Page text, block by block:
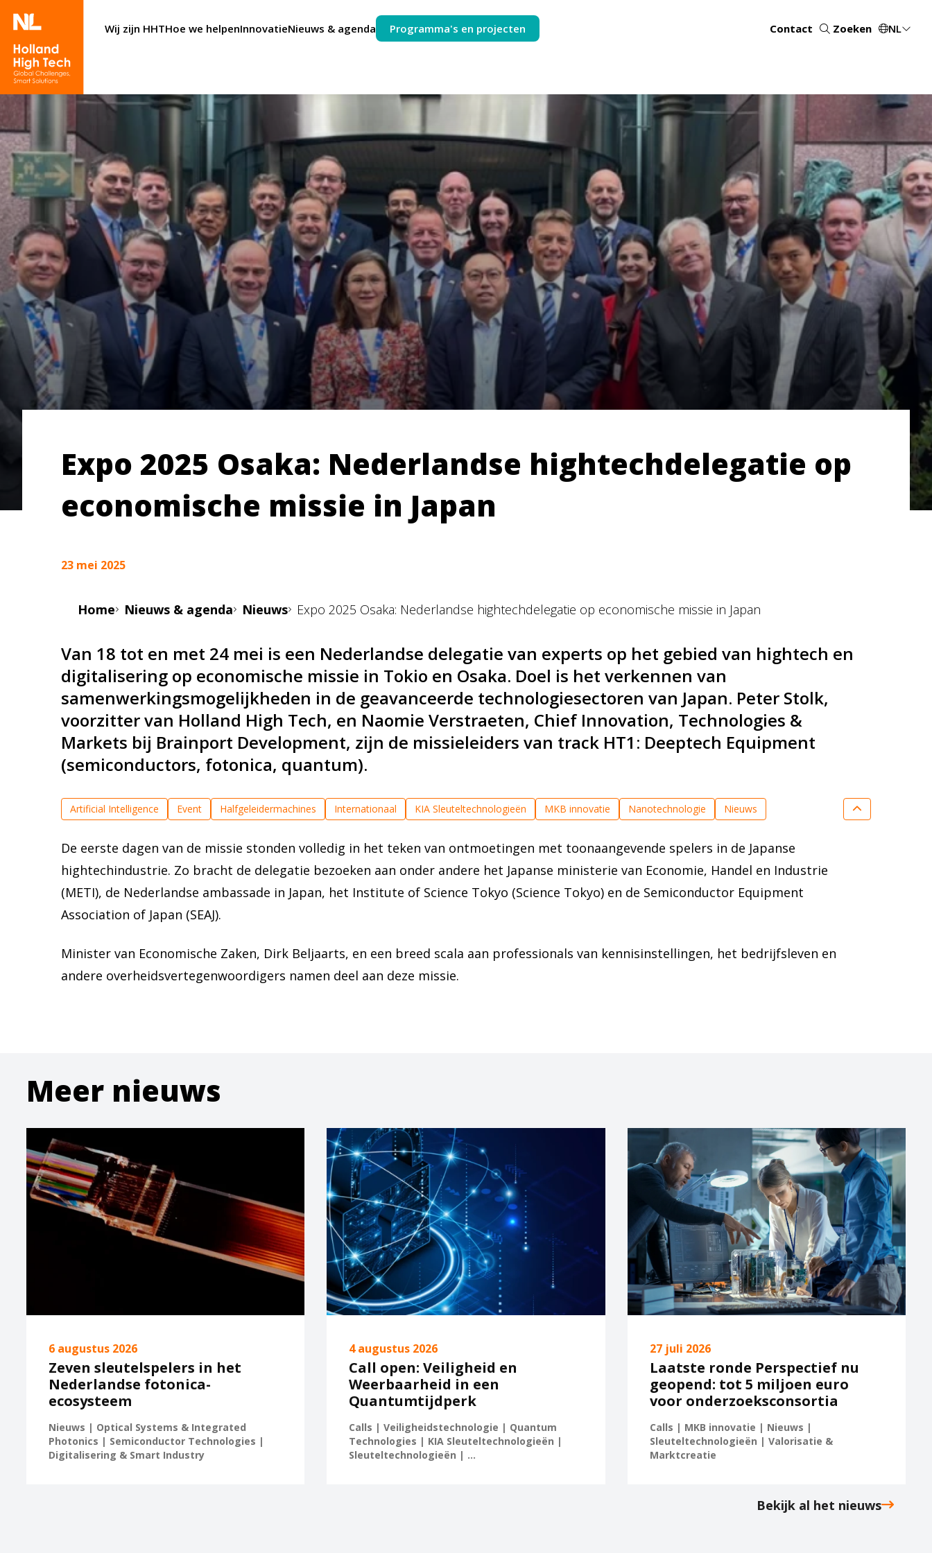
Wij zijn HHTHoe we helpenInnovatieNieuws & agenda Programma's en projecten Contact Zoeken NL
Expo 2025 Osaka: Nederlandse hightechdelegatie op
economische missie in Japan
23 mei 2025
Home Nieuws & agenda Nieuws Expo 2025 Osaka: Nederlandse hightechdelegatie op economische missie in Japan
Van 18 tot en met 24 mei is een Nederlandse delegatie van experts op het gebied van hightech en
digitalisering op economische missie in Tokio en Osaka. Doel is het verkennen van
samenwerkingsmogelijkheden in de geavanceerde technologiesectoren van Japan. Peter Stolk,
voorzitter van Holland High Tech, en Naomie Verstraeten, Chief Innovation, Technologies &
Markets bij Brainport Development, zijn de missieleiders van track HT1: Deeptech Equipment
(semiconductors, fotonica, quantum).
Artificial Intelligence Event Halfgeleidermachines Internationaal KIA Sleuteltechnologieën MKB innovatie Nanotechnologie
Nieuws
De eerste dagen van de missie stonden volledig in het teken van ontmoetingen met toonaangevende spelers in de Japanse
hightechindustrie. Zo bracht de delegatie bezoeken aan onder andere het Japanse ministerie van Economie, Handel en Industrie
(METI), de Nederlandse ambassade in Japan, het Institute of Science Tokyo (Science Tokyo) en de Semiconductor Equipment
Association of Japan (SEAJ).
Minister van Economische Zaken, Dirk Beljaarts, en een breed scala aan professionals van kennisinstellingen, het bedrijfsleven en
andere overheidsvertegenwoordigers namen deel aan deze missie.
Meer nieuws
6 augustus 2026
Zeven sleutelspelers in het
Nederlandse fotonica-
ecosysteem
Nieuws | Optical Systems & Integrated
Photonics | Semiconductor Technologies |
Digitalisering & Smart Industry
4 augustus 2026
Call open: Veiligheid en
Weerbaarheid in een
Quantumtijdperk
Calls | Veiligheidstechnologie | Quantum
Technologies | KIA Sleuteltechnologieën |
Sleuteltechnologieën | ...
27 juli 2026
Laatste ronde Perspectief nu
geopend: tot 5 miljoen euro
voor onderzoeksconsortia
Calls | MKB innovatie | Nieuws |
Sleuteltechnologieën | Valorisatie &
Marktcreatie
Bekijk al het nieuws